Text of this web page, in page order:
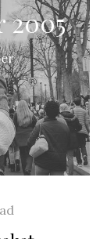
2005